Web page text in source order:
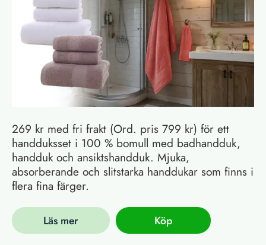
269 kr med fri frakt (Ord. pris 799 kr) för ett
handduksset i 100 % bomull med badhandduk,
handduk och ansiktshandduk. Mjuka,
absorberande och slitstarka handdukar som finns i
flera fina färger.
Läs mer Köp